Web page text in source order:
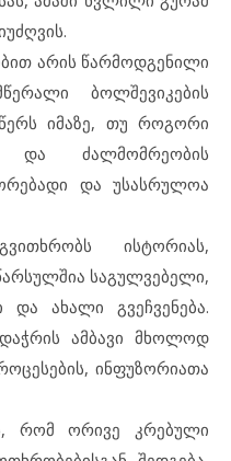
არის წარმოდგენილი
ბოლშევიკების
წერს იმაზე, თუ როგორი
და ძალმომრეობის
და უსასრულოა
ისტორიას,
საგულვებელი,
ახალი გვეჩვენება.
ამბავი მხოლოდ
ინფუზორიათა
რომ ორივე კრებული